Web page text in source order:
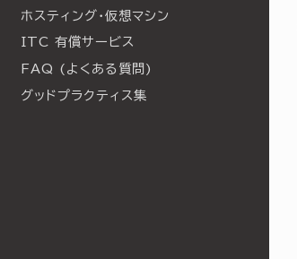
ホスティング・仮想マシン
ITC 有償サービス
FAQ (よくある質問)
グッドプラクティス集